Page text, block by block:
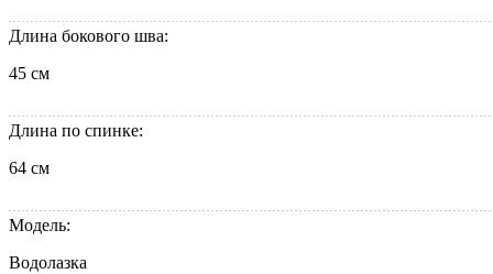
Длина бокового шва:
45 см
Длина по спинке:
64 см
Модель:
Водолазка